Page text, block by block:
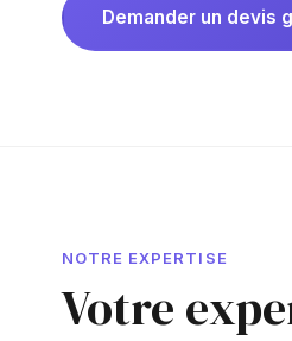
Demander un devis
NOTRE EXPERTISE
Votre